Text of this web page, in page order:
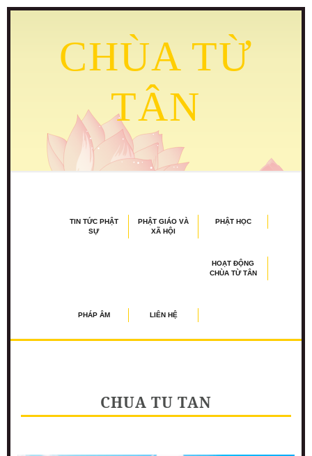
CHÙA TỪ
TÂN
TIN TỨC PHẬT
SỰ
PHẬT GIÁO VÀ
XÃ HỘI
PHẬT HỌC
HOẠT ĐỘNG
CHÙA TỪ TÂN
PHÁP ÂM LIÊN HỆ
CHUA TU TAN